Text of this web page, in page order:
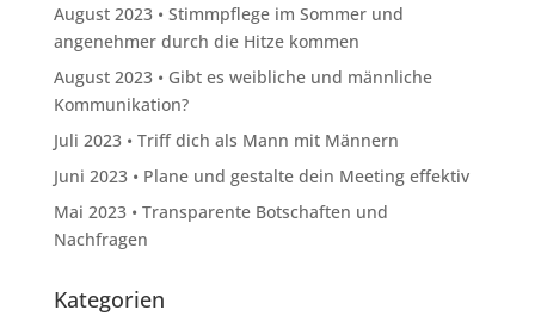
August 2023 • Stimmpflege im Sommer und
angenehmer durch die Hitze kommen
August 2023 • Gibt es weibliche und männliche
Kommunikation?
Juli 2023 • Triff dich als Mann mit Männern
Juni 2023 • Plane und gestalte dein Meeting effektiv
Mai 2023 • Transparente Botschaften und
Nachfragen
Kategorien